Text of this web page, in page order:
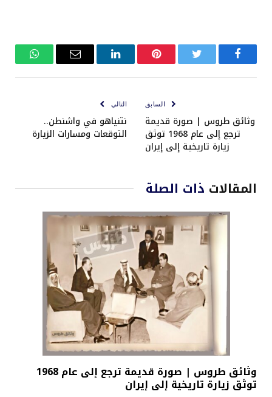
فيسبوك تويتر بينتيريستلينكدإن
البريد
واتساب
السابق
وثائق طروس | صورة قديمة
ترجع إلى عام 1968 توثق
زيارة تاريخية إلى إيران
التالي
نتنياهو في واشنطن..
التوقعات ومسارات الزيارة
المقالات ذات الصلة
وثائق طروس | صورة قديمة ترجع إلى عام 1968
توثق زيارة تاريخية إلى إيران